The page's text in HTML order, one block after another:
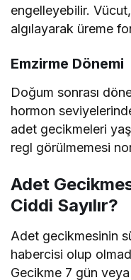
engelleyebilir.
algılayarak üreme
Emzirme Dönemi
Doğum sonrası
hormon
adet gecikmeleri
regl görülmemesi
Adet
Ciddi Sayılır?
Adet gecikmesinin
habercisi olup
Gecikme 7 gün